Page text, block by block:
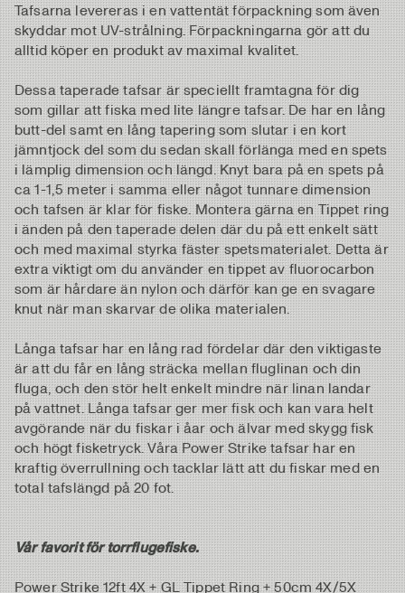
Tafsarna levereras i en vattentät förpackning som även
skyddar mot UV-strålning. Förpackningarna gör att du
alltid köper en produkt av maximal kvalitet.
Dessa taperade tafsar är speciellt framtagna för dig
som gillar att fiska med lite längre tafsar. De har en lång
butt-del samt en lång tapering som slutar i en kort
jämntjock del som du sedan skall förlänga med en spets
i lämplig dimension och längd. Knyt bara på en spets på
ca 1-1,5 meter i samma eller något tunnare dimension
och tafsen är klar för fiske. Montera gärna en Tippet ring
i änden på den taperade delen där du på ett enkelt sätt
och med maximal styrka fäster spetsmaterialet. Detta är
extra viktigt om du använder en tippet av fluorocarbon
som är hårdare än nylon och därför kan ge en svagare
knut när man skarvar de olika materialen.
Långa tafsar har en lång rad fördelar där den viktigaste
är att du får en lång sträcka mellan fluglinan och din
fluga, och den stör helt enkelt mindre när linan landar
på vattnet. Långa tafsar ger mer fisk och kan vara helt
avgörande när du fiskar i åar och älvar med skygg fisk
och högt fisketryck. Våra Power Strike tafsar har en
kraftig överrullning och tacklar lätt att du fiskar med en
total tafslängd på 20 fot.
Vår favorit för torrflugefiske.
Power Strike 12ft 4X + GL Tippet Ring + 50cm 4X/5X